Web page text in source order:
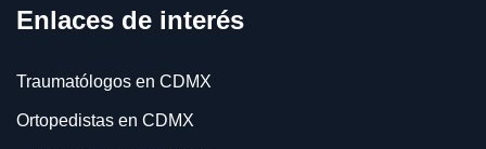
Enlaces de interés
Traumatólogos en CDMX
Ortopedistas en CDMX